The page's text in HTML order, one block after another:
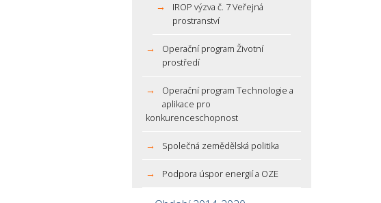
IROP výzva č. 7 Veřejná
prostranství
Operační program Životní
prostředí
Operační program Technologie a
aplikace pro
konkurenceschopnost
Společná zemědělská politika
Podpora úspor energií a OZE